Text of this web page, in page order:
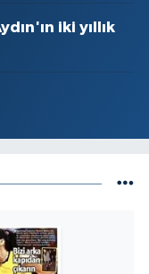
iki yıllık